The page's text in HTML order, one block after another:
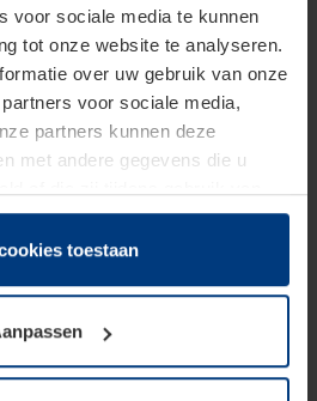
voor sociale media te kunnen
tot onze website te analyseren.
over uw gebruik van onze
voor sociale media,
partners kunnen deze
met andere gegevens die u
recht om cookies op uw
vereist is. Voor alle andere
benodigd. Uw
moment bij de uitleg van de
toestaan